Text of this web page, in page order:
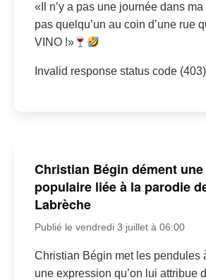
«Il n’y a pas une journée dans ma
pas quelqu’un au coin d’une rue
VINO !»
Invalid response status code (403)
Christian Bégin dément
populaire liée à la parodie
Labrèche
Publié le vendredi 3 juillet à 06:00
Christian Bégin met les pendules
une expression qu’on lui attribue